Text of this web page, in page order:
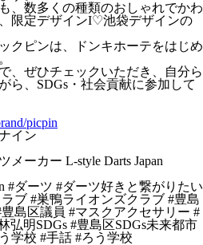
、数多くの種類のおしゃれでかわ
限定デザインI♡池袋デザインの
クピンは、ドンキホーテをはじめ
、ぜひチェックいただき、自分ら
ら、SDGs・社会貢献に参加して
picpin
イン
ーカー L-style Darts Japan
#ダーツ #ダーツ好きと繋がりたい
ブ #巣鴨ライオンズクラブ #豊島
島区議員 #マスクアクセサリー #
弘明SDGs #豊島区SDGs未来都市
学校 #手話 #ろう学校